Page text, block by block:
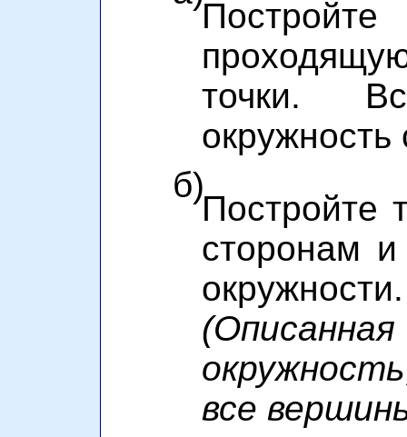
точки.
окружность
б)
Постройте
сторонам
окружности.
все